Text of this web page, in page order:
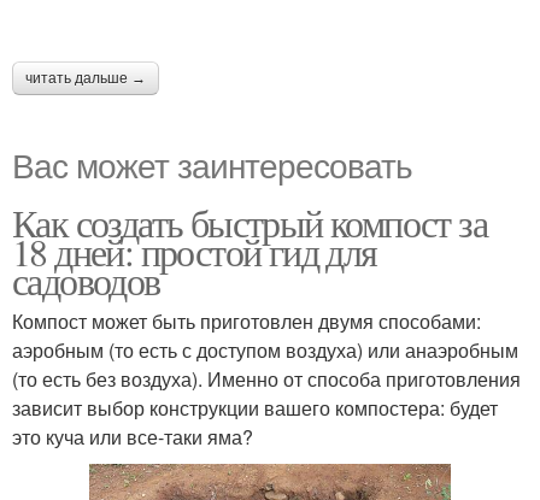
читать дальше →
Вас может заинтересовать
Как создать быстрый компост за
18 дней: простой гид для
садоводов
Компост может быть приготовлен двумя способами:
аэробным (то есть с доступом воздуха) или анаэробным
(то есть без воздуха). Именно от способа приготовления
зависит выбор конструкции вашего компостера: будет
это куча или все-таки яма?